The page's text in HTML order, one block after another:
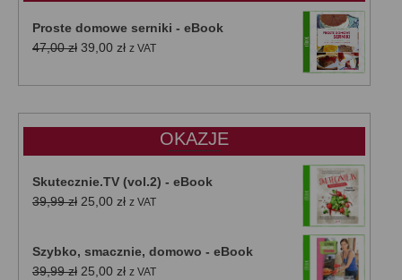
Proste domowe serniki - eBook
47,00zł Pierwotna
wynosiła:
39,00 złAktualna
wynosi:
z VAT
OKAZJE
Skutecznie.TV (vol.2) - eBook
39,99zł Pierwotna
39,99 zł.
25,00 złAktualna
25,00 zł.
z VAT
Szybko, smacznie, domowo - eBook
39,99zł Pierwotna
25,00 złAktualna
z VAT